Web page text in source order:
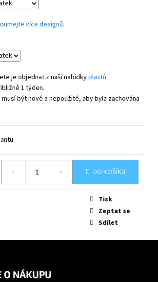
více designů.
je objednat z naší nabídkyplastů.
1 týden.
být nové a nepoužité, aby byla zachována
DO KOŠÍKU
Tisk
Zeptat se
Sdílet
O NÁKUPU